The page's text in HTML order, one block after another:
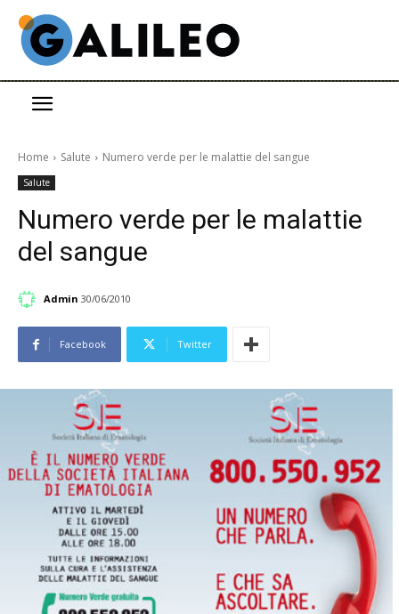
Home Salute Numero verde per le malattie del sangue
Salute
Numero verde per le malattie
del sangue
Admin 30/06/2010
Facebook Twitter